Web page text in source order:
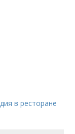
в ресторане